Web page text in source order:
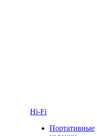
Hi-Fi
Портативные